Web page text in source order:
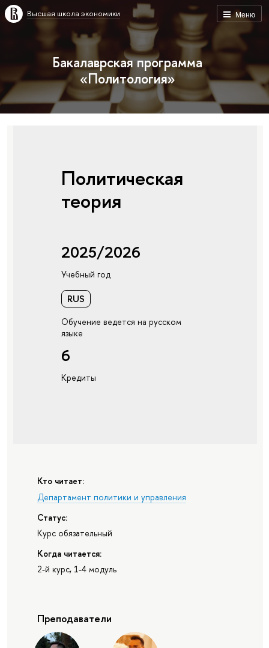
Меню
Высшая школа экономики
Бакалаврская программа
«Политология»
Политическая
теория
2025/2026
Учебный год
RUS
Обучение ведется на русском
языке
6
Кредиты
Кто читает:
Департамент политики и управления
Статус:
Курс обязательный
Когда читается:
2-й курс, 1-4 модуль
Преподаватели